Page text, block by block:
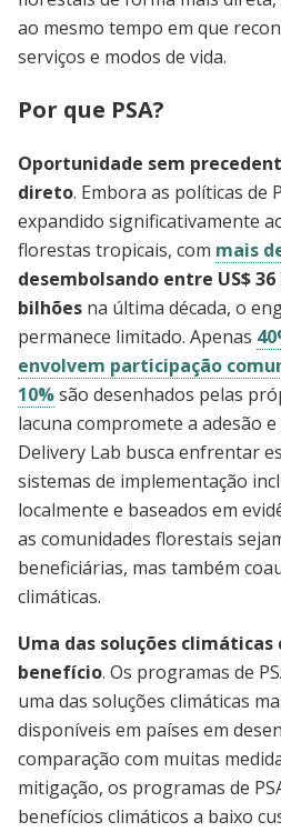
ao mesmo tempo em que
serviços e modos de vida.
Por que PSA?
Oportunidade sem
direto. Embora as políticas de
expandido significativamente
florestas tropicais, com mais
desembolsando entre US$ 36
bilhões na última década, o
permanece limitado. Apenas
envolvem participação
10%são desenhados pelas
lacuna compromete a adesão e
Delivery Lab busca enfrentar
sistemas de implementação
localmente e baseados em
as comunidades florestais
beneficiárias, mas também
climáticas.
Uma das soluções
benefício. Os programas de
uma das soluções climáticas
disponíveis em países em
comparação com muitas
mitigação, os programas de
benefícios climáticos a baixo